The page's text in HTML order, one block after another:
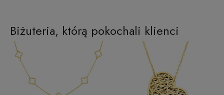
Biżuteria, którą pokochali klienci